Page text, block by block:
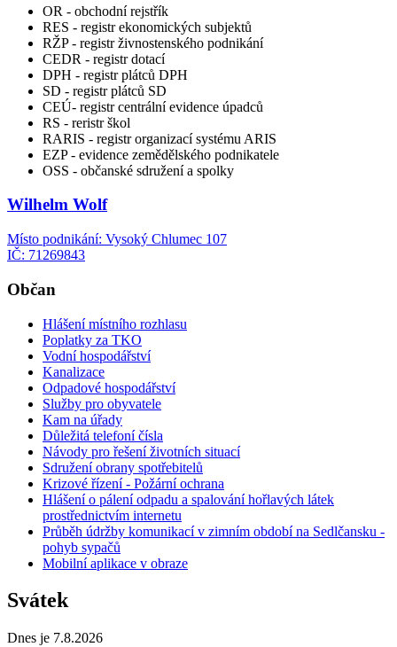
OR - obchodní rejstřík
RES - registr ekonomických subjektů
RŽP - registr živnostenského podnikání
CEDR - registr dotací
DPH - registr plátců DPH
SD - registr plátců SD
CEÚ- registr centrální evidence úpadců
RS - reristr škol
RARIS - registr organizací systému ARIS
EZP - evidence zemědělského podnikatele
OSS - občanské sdružení a spolky
Wilhelm Wolf
Místo podnikání: Vysoký Chlumec 107
IČ: 71269843
Občan
Hlášení místního rozhlasu
Poplatky za TKO
Vodní hospodářství
Kanalizace
Odpadové hospodářství
Služby pro obyvatele
Kam na úřady
Důležitá telefoní čísla
Návody pro řešení životních situací
Sdružení obrany spotřebitelů
Krizové řízení - Požární ochrana
Hlášení o pálení odpadu a spalování hořlavých látek
prostřednictvím internetu
Průběh údržby komunikací v zimním období na Sedlčansku -
pohyb sypačů
Mobilní aplikace v obraze
Svátek
Dnes je 7.8.2026